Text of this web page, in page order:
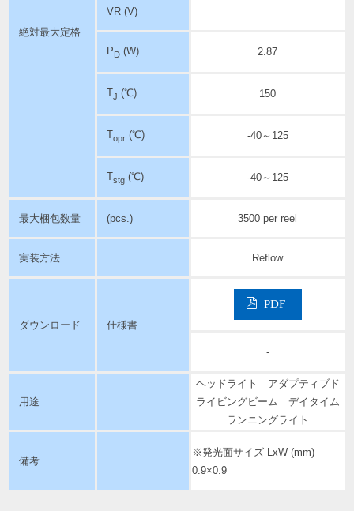
絶対最大定格
VR (V)
PD(W) 2.87
TJ (℃) 150
Topr(℃) -40～125
Tstg(℃) -40～125
最大梱包数量 (pcs.) 3500 per reel
実装方法 Reflow
ダウンロード 仕様書
PDF
-
用途
ヘッドライト アダプティブド
ライビングビーム デイタイム
ランニングライト
備考
※発光面サイズ LxW (mm)
0.9×0.9